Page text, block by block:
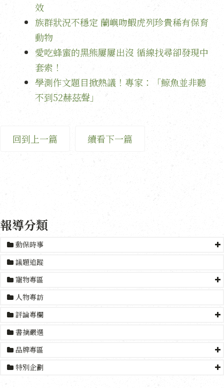
效
族群狀況不穩定 蘭嶼吻鰕虎列珍貴稀有保育
動物
愛吃蜂蜜的黑熊屢屢出沒 循線找尋卻發現中
套索！
學測作文題目掀熱議！專家：「鯨魚並非聽
不到52赫茲聲」
回到上一篇 續看下一篇
報導分類
動保時事
議題追蹤
寵物專區
人物專訪
評論專欄
書摘嚴選
品牌專區
特別企劃